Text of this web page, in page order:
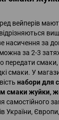
вейперів
насичення за
за 2-3
передати
смаки. У
набори для
смаки жуйки,
самостійного
України, Європи,